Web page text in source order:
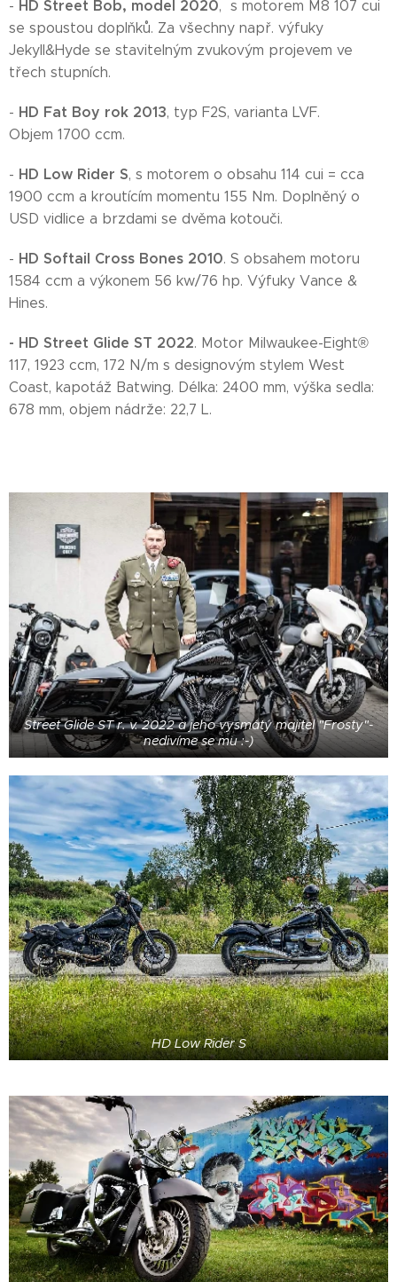
- HD Street Bob, model 2020, s motorem M8 107 cui
se spoustou doplňků. Za všechny např. výfuky
Jekyll&Hyde se stavitelným zvukovým projevem ve
třech stupních.
- HD Fat Boy rok 2013, typ F2S, varianta LVF.
Objem 1700 ccm.
- HD Low Rider S, s motorem o obsahu 114 cui = cca
1900 ccm a kroutícím momentu 155 Nm. Doplněný o
USD vidlice a brzdami se dvěma kotouči.
- HD Softail Cross Bones 2010. S obsahem motoru
1584 ccm a výkonem 56 kw/76 hp. Výfuky Vance &
Hines.
- HD Street Glide ST 2022. Motor Milwaukee-Eight®
117, 1923 ccm, 172 N/m s designovým stylem West
Coast, kapotáž Batwing. Délka: 2400 mm, výška sedla:
678 mm, objem nádrže: 22,7 L.
Street Glide ST r. v. 2022 a jeho vysmátý majitel "Frosty"-
nedivíme se mu :-)
HD Low Rider S